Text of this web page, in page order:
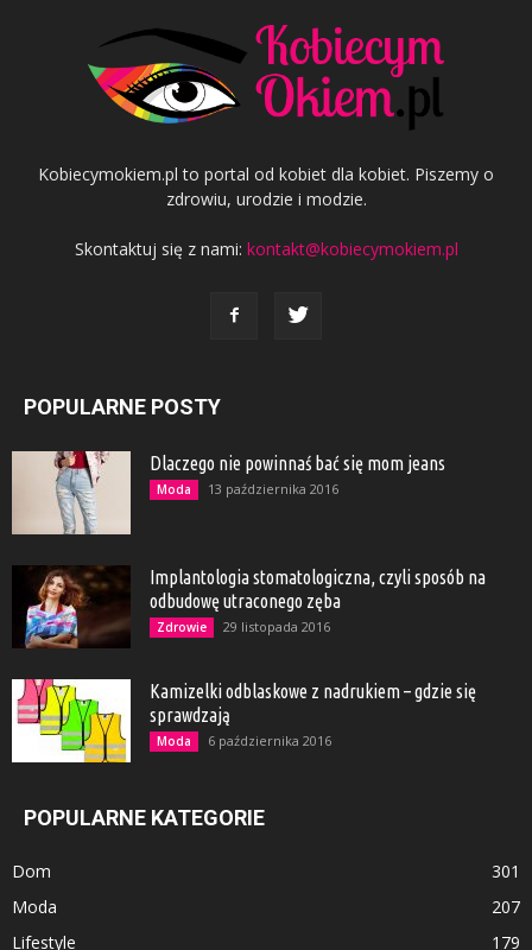
Kobiecymokiem.pl to portal od kobiet dla kobiet. Piszemy o
zdrowiu, urodzie i modzie.
Skontaktuj się z nami: kontakt@kobiecymokiem.pl
POPULARNE POSTY
Dlaczego nie powinnaś bać się mom jeans
Moda 13 października 2016
Implantologia stomatologiczna, czyli sposób na
odbudowę utraconego zęba
Zdrowie 29 listopada 2016
Kamizelki odblaskowe z nadrukiem – gdzie się
sprawdzają
Moda 6 października 2016
POPULARNE KATEGORIE
Dom
301
Moda
207
Lifestyle
179